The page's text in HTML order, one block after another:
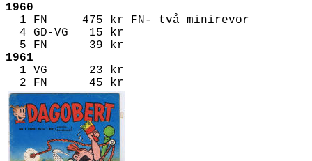
1960
1 FN 475 kr FN- två minirevor
4 GD-VG 15 kr
5 FN 39 kr
1961
1 VG 23 kr
2 FN 45 kr